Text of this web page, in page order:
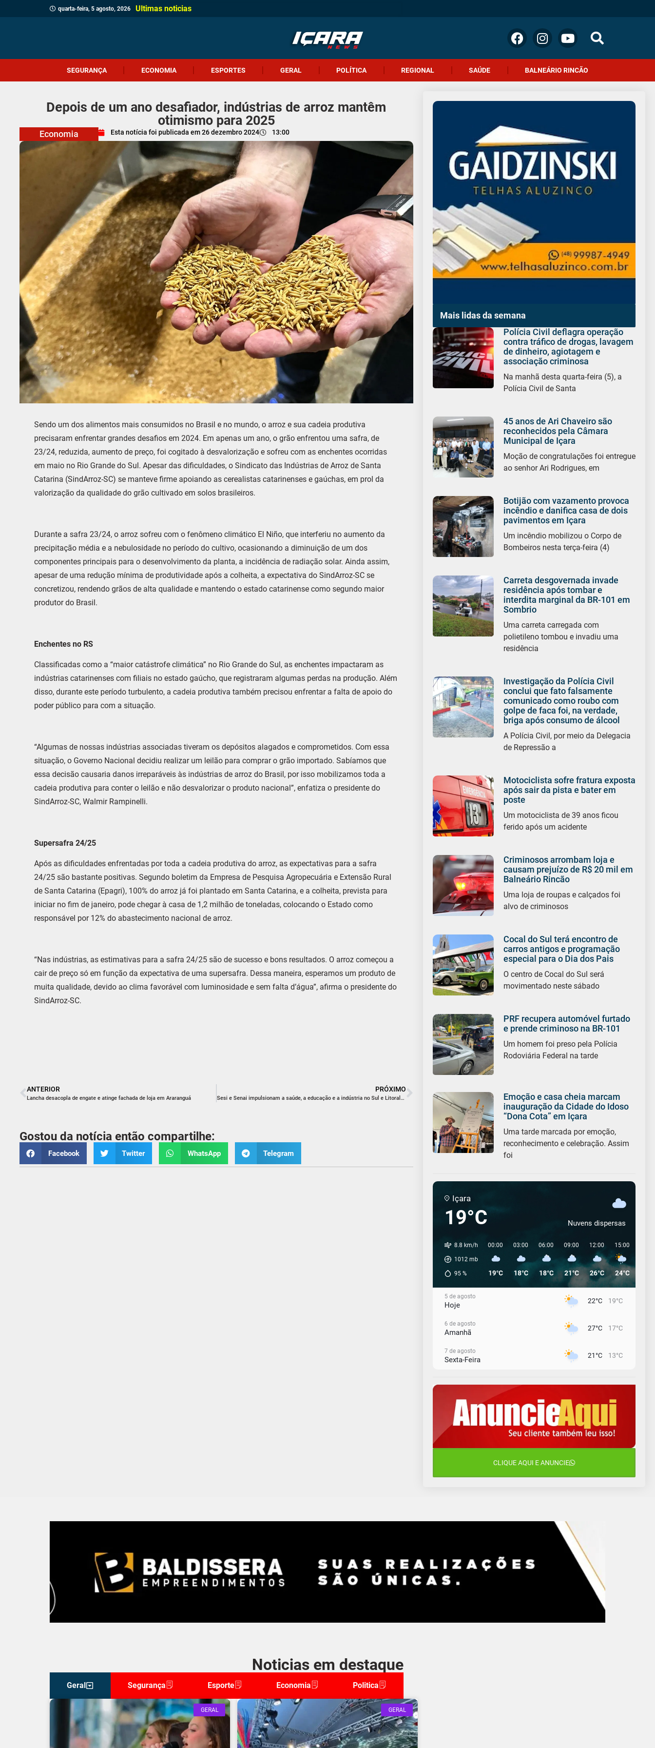
quarta-feira, 5 agosto, 2026 Ultimas noticias
SEGURANÇA ECONOMIA ESPORTES GERAL POLÍTICA REGIONAL SAÚDE BALNEÁRIO RINCÃO
Depois de um ano desafiador, indústrias de arroz mantêm
otimismo para 2025
Economia Esta notícia foi publicada em 26 dezembro 2024 13:00
Sendo um dos alimentos mais consumidos no Brasil e no mundo, o arroz e sua cadeia produtiva
precisaram enfrentar grandes desafios em 2024. Em apenas um ano, o grão enfrentou uma safra, de
23/24, reduzida, aumento de preço, foi cogitado à desvalorização e sofreu com as enchentes ocorridas
em maio no Rio Grande do Sul. Apesar das dificuldades, o Sindicato das Indústrias de Arroz de Santa
Catarina (SindArroz-SC) se manteve firme apoiando as cerealistas catarinenses e gaúchas, em prol da
valorização da qualidade do grão cultivado em solos brasileiros.
Durante a safra 23/24, o arroz sofreu com o fenômeno climático El Niño, que interferiu no aumento da
precipitação média e a nebulosidade no período do cultivo, ocasionando a diminuição de um dos
componentes principais para o desenvolvimento da planta, a incidência de radiação solar. Ainda assim,
apesar de uma redução mínima de produtividade após a colheita, a expectativa do SindArroz-SC se
concretizou, rendendo grãos de alta qualidade e mantendo o estado catarinense como segundo maior
produtor do Brasil.
Enchentes no RS
Classificadas como a “maior catástrofe climática” no Rio Grande do Sul, as enchentes impactaram as
indústrias catarinenses com filiais no estado gaúcho, que registraram algumas perdas na produção. Além
disso, durante este período turbulento, a cadeia produtiva também precisou enfrentar a falta de apoio do
poder público para com a situação.
“Algumas de nossas indústrias associadas tiveram os depósitos alagados e comprometidos. Com essa
situação, o Governo Nacional decidiu realizar um leilão para comprar o grão importado. Sabíamos que
essa decisão causaria danos irreparáveis às indústrias de arroz do Brasil, por isso mobilizamos toda a
cadeia produtiva para conter o leilão e não desvalorizar o produto nacional”, enfatiza o presidente do
SindArroz-SC, Walmir Rampinelli.
Supersafra 24/25
Após as dificuldades enfrentadas por toda a cadeia produtiva do arroz, as expectativas para a safra
24/25 são bastante positivas. Segundo boletim da Empresa de Pesquisa Agropecuária e Extensão Rural
de Santa Catarina (Epagri), 100% do arroz já foi plantado em Santa Catarina, e a colheita, prevista para
iniciar no fim de janeiro, pode chegar à casa de 1,2 milhão de toneladas, colocando o Estado como
responsável por 12% do abastecimento nacional de arroz.
“Nas indústrias, as estimativas para a safra 24/25 são de sucesso e bons resultados. O arroz começou a
cair de preço só em função da expectativa de uma supersafra. Dessa maneira, esperamos um produto de
muita qualidade, devido ao clima favorável com luminosidade e sem falta d’água”, afirma o presidente do
SindArroz-SC.
ANTERIOR
Lancha desacopla de engate e atinge fachada de loja em Araranguá
PRÓXIMO
Sesi e Senai impulsionam a saúde, a educação e a indústria no Sul e Litoral Sul
Gostou da notícia então compartilhe:
Facebook Twitter WhatsApp Telegram
Mais lidas da semana
Polícia Civil deflagra operação
contra tráfico de drogas, lavagem
de dinheiro, agiotagem e
associação criminosa
Na manhã desta quarta-feira (5), a
Polícia Civil de Santa
45 anos de Ari Chaveiro são
reconhecidos pela Câmara
Municipal de Içara
Moção de congratulações foi entregue
ao senhor Ari Rodrigues, em
Botijão com vazamento provoca
incêndio e danifica casa de dois
pavimentos em Içara
Um incêndio mobilizou o Corpo de
Bombeiros nesta terça-feira (4)
Carreta desgovernada invade
residência após tombar e
interdita marginal da BR-101 em
Sombrio
Uma carreta carregada com
polietileno tombou e invadiu uma
residência
Investigação da Polícia Civil
conclui que fato falsamente
comunicado como roubo com
golpe de faca foi, na verdade,
briga após consumo de álcool
A Polícia Civil, por meio da Delegacia
de Repressão a
Motociclista sofre fratura exposta
após sair da pista e bater em
poste
Um motociclista de 39 anos ficou
ferido após um acidente
Criminosos arrombam loja e
causam prejuízo de R$ 20 mil em
Balneário Rincão
Uma loja de roupas e calçados foi
alvo de criminosos
Cocal do Sul terá encontro de
carros antigos e programação
especial para o Dia dos Pais
O centro de Cocal do Sul será
movimentado neste sábado
PRF recupera automóvel furtado
e prende criminoso na BR-101
Um homem foi preso pela Polícia
Rodoviária Federal na tarde
Emoção e casa cheia marcam
inauguração da Cidade do Idoso
“Dona Cota” em Içara
Uma tarde marcada por emoção,
reconhecimento e celebração. Assim
foi
Içara
19°C Nuvens dispersas
8.8 km/h
1012mb
95%
00:00
19°C
03:00
18°C
06:00
18°C
09:00
21°C
12:00
26°C
15:00
24°C
5 de agosto
Hoje 22°C 19°C
6 de agosto
Amanhã 27°C 17°C
7 de agosto
Sexta-Feira 21°C 13°C
Sábado 23°C 11°C
9 de agosto
Domingo
10 de agosto
13°C 11°C
CLIQUE AQUI E ANUNCIE
Noticias em destaque
Geral Segurança Esporte Economia Politica
GERAL GERAL